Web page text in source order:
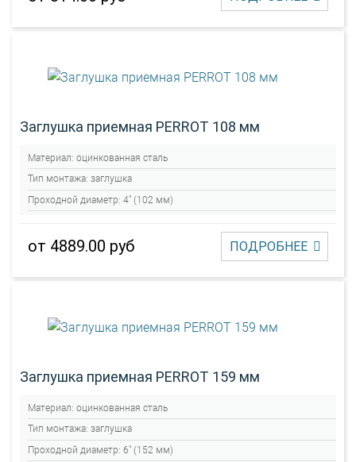
Заглушка приемная PERROT 108 мм
Материал: оцинкованная сталь
Тип монтажа: заглушка
Проходной диаметр: 4" (102 мм)
от 4889.00 руб ПОДРОБНЕЕ
Заглушка приемная PERROT 159 мм
Материал: оцинкованная сталь
Тип монтажа: заглушка
Проходной диаметр: 6" (152 мм)